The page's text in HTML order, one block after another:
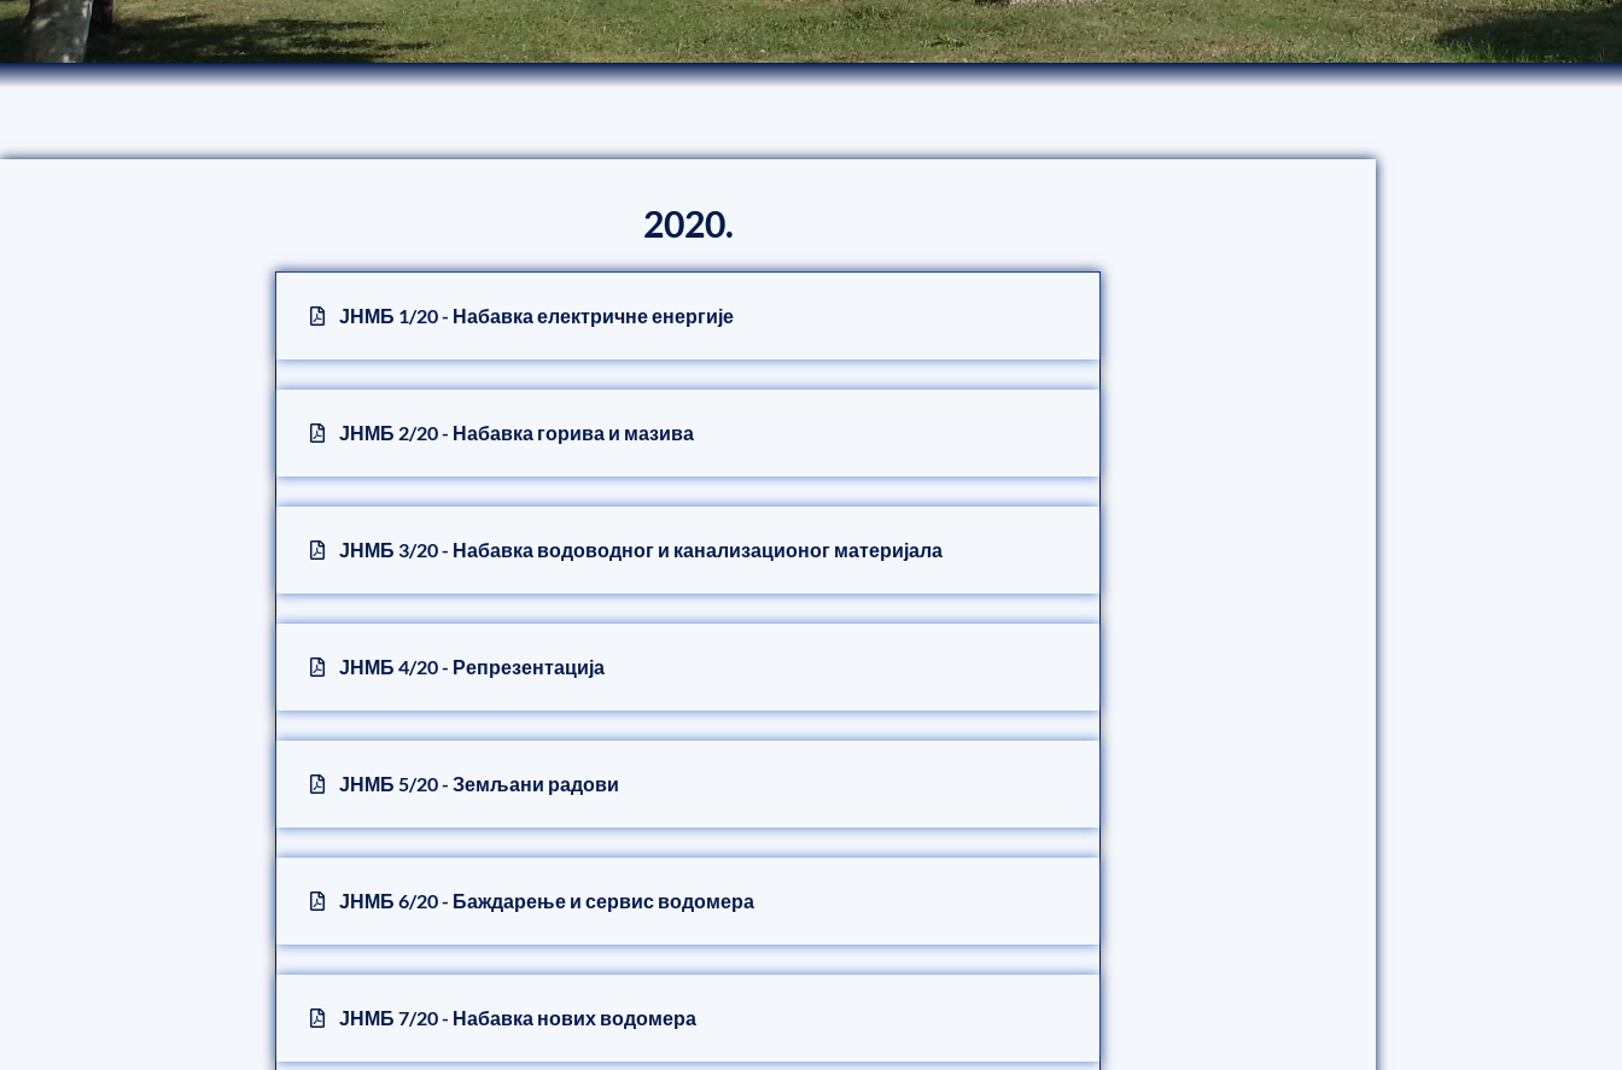
2020.
ЈНМБ 1/20 - Набавка електричне енергије
ЈНМБ 2/20 - Набавка горива и мазива
ЈНМБ 3/20 - Набавка водоводног и канализационог материјала
ЈНМБ 4/20 - Репрезентација
ЈНМБ 5/20 - Земљани радови
ЈНМБ 6/20 - Баждарење и сервис водомера
ЈНМБ 7/20 - Набавка нових водомера